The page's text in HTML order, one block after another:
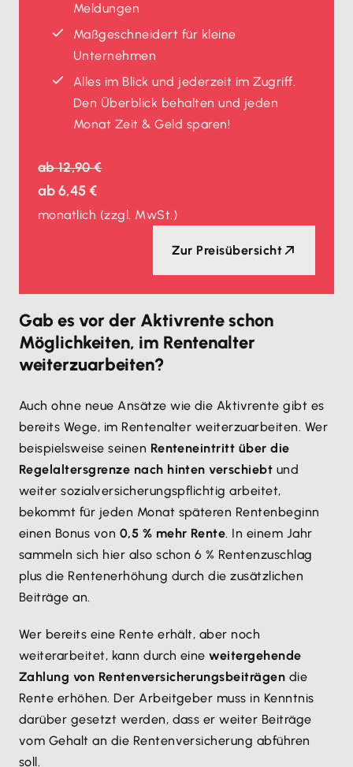
Meldungen
Maßgeschneidert für kleine
Unternehmen
Alles im Blick und jederzeit im Zugriff.
Den Überblick behalten und jeden
Monat Zeit & Geld sparen!
ab12,90 €
ab6,45 €
monatlich (zzgl. MwSt.)
Zur Preisübersicht
Gab es vor der Aktivrente schon
Möglichkeiten, im Rentenalter
weiterzuarbeiten?
Auch ohne neue Ansätze wie die Aktivrente gibt es
bereits Wege, im Rentenalter weiterzuarbeiten. Wer
beispielsweise seinen Renteneintritt über die
Regelaltersgrenze nach hinten verschiebt und
weiter sozialversicherungspflichtig arbeitet,
bekommt für jeden Monat späteren Rentenbeginn
einen Bonus von 0,5 % mehr Rente. In einem Jahr
sammeln sich hier also schon 6 % Rentenzuschlag
plus die Rentenerhöhung durch die zusätzlichen
Beiträge an.
Wer bereits eine Rente erhält, aber noch
weiterarbeitet, kann durch eineweitergehende
Zahlung von Rentenversicherungsbeiträgen die
Rente erhöhen. Der Arbeitgeber muss in Kenntnis
darüber gesetzt werden, dass er weiter Beiträge
vom Gehalt an die Rentenversicherung abführen
soll.